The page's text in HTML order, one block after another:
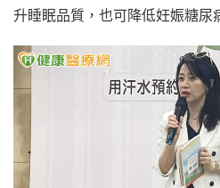
升睡眠品質，也可降低妊娠糖尿